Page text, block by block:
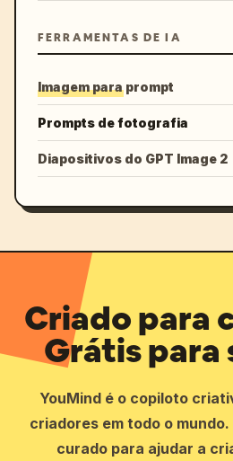
FERRAMENTAS DE IA
Imagem para prompt
Prompts de fotografia
Diapositivos do GPT Image 2
Criado para
Grátis para
YouMind é o copiloto
criadores em todo o
curado para ajudar a